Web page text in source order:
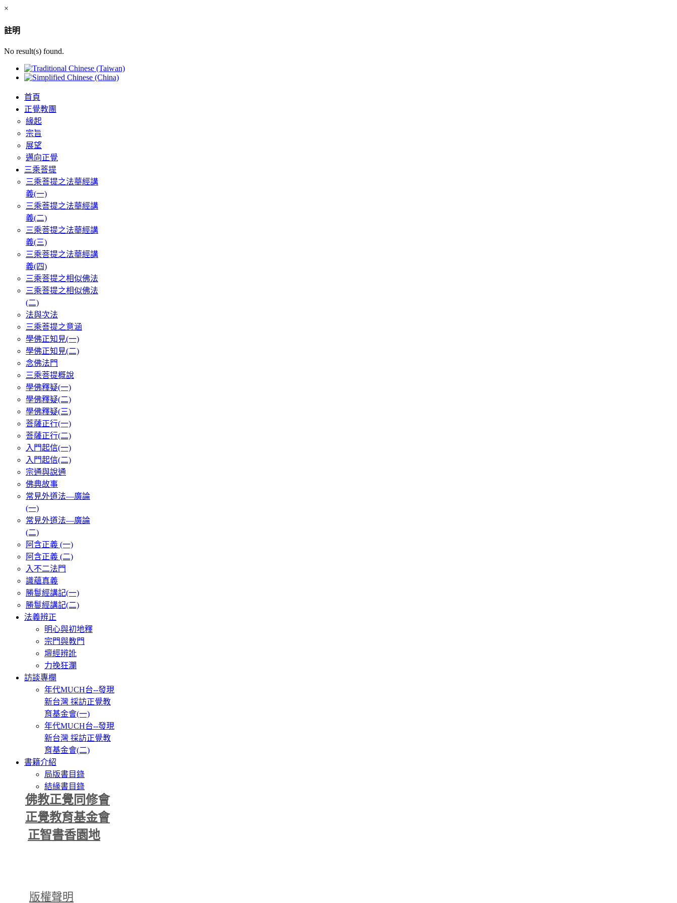
×
註明
No result(s) found.
首頁
正覺教團
緣起
宗旨
展望
邁向正覺
三乘菩提
三乘菩提之法華經講
義(一)
三乘菩提之法華經講
義(二)
三乘菩提之法華經講
義(三)
三乘菩提之法華經講
義(四)
三乘菩提之相似佛法
三乘菩提之相似佛法
(二)
法與次法
三乘菩提之意涵
學佛正知見(一)
學佛正知見(二)
念佛法門
三乘菩提概說
學佛釋疑(一)
學佛釋疑(二)
學佛釋疑(三)
菩薩正行(一)
菩薩正行(二)
入門起信(一)
入門起信(二)
宗通與說通
佛典故事
常見外道法—廣論
(一)
常見外道法—廣論
(二)
阿含正義 (一)
阿含正義 (二)
入不二法門
識蘊真義
勝鬘經講記(一)
勝鬘經講記(二)
法義辨正
明心與初地釋
宗門與教門
壇經辨訛
力挽狂瀾
訪談專欄
年代MUCH台--發現
新台灣 採訪正覺教
育基金會(一)
年代MUCH台--發現
新台灣 採訪正覺教
育基金會(二)
書籍介紹
局版書目錄
結緣書目錄
佛教正覺同修會
正覺教育基金會
正智書香園地
版權聲明